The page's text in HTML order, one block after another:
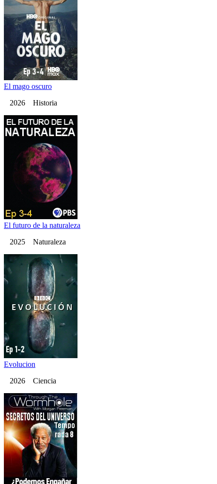
El mago oscuro
2026 Historia
El futuro de la naturaleza
2025 Naturaleza
Evolucion
2026 Ciencia